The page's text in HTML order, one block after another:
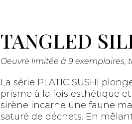
TANGLED
Oeuvre limitée à 9 exemplaires,
La série PLATIC SUSHI
prisme à la fois esthétique
sirène incarne une faune
saturé de déchets. En